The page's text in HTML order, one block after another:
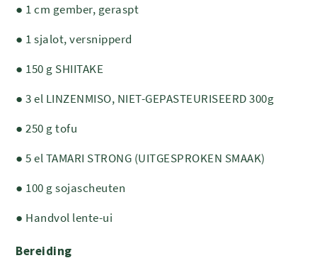
● 1 cm gember, geraspt
● 1 sjalot, versnipperd
● 150 g SHIITAKE
● 3 el LINZENMISO, NIET-GEPASTEURISEERD 300g
● 250 g tofu
● 5 el TAMARI STRONG (UITGESPROKEN SMAAK)
● 100 g sojascheuten
● Handvol lente-ui
Bereiding